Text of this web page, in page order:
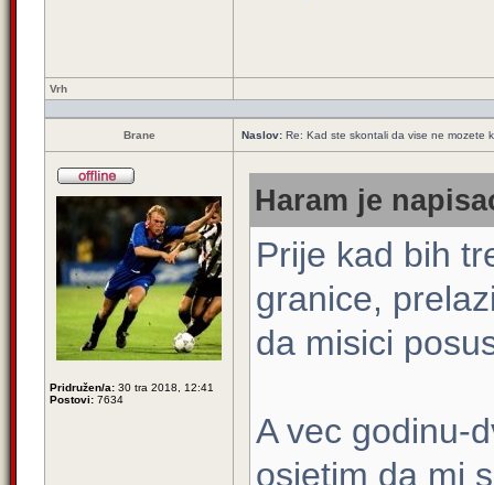
Vrh
Brane Naslov: Re: Kad ste skontali da vise ne mozete
Pridružen/a: 30 tra 2018, 12:41
Postovi: 7634
Haram je
Prije kad bih
granice,
da misici
A vec godinu-
osjetim da mi